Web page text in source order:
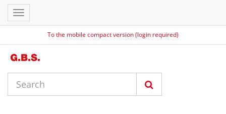
To the mobile compact version (login required)
Toggle
navigation